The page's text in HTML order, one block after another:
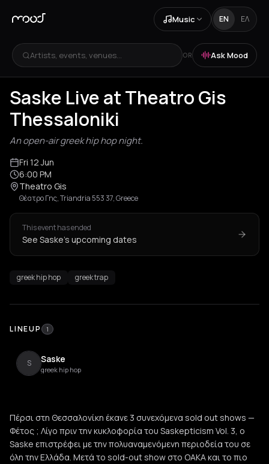
Music EN ΕΛ
Artists, events, venues... OR Ask Mood
Saske Live at Theatro Gis
Thessaloniki
An open-air greek hip hop night.
Fri 12 Jun
6:00 PM
Theatro Gis
Θέατρο Γης, Triandria 553 37, Greece
This event has ended
See Saske's upcoming dates
greek hip hop greek trap
LINEUP 1
S Saske
greek hip hop
Πέρσι στη Θεσσαλονίκη έκανε 3 συνεχόμενα sold out shows —
Φέτος ; Λίγο πριν την κυκλοφορία του Saskepticism Vol. 3, ο
Saske επιστρέφει με την πολυαναμενόμενη περιοδεία του σε
όλη την Ελλάδα. Μετά το sold-out show στο ΟΑΚΑ και το πιο